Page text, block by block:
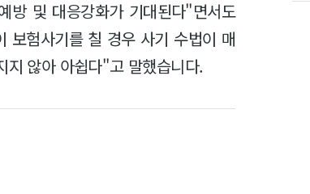
방 및 대응강화가 기대된다"면서도
보험사기를 칠 경우 사기 수법이 매
지 않아 아쉽다"고 말했습니다.